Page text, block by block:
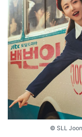
© SLL